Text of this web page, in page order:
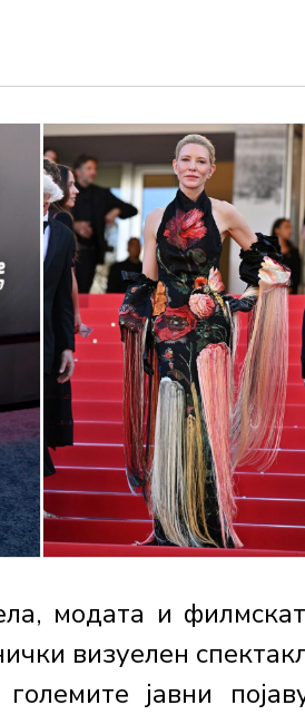
модата и
визуелен
јавни